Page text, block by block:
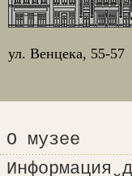
ул. Венцека, 55-57
О музее
Информация